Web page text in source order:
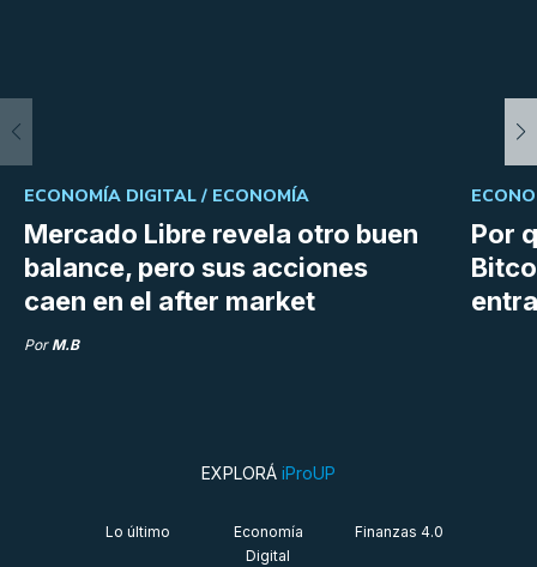
Mercado Libre revela otro buen
balance, pero sus acciones
caen en el after market
ECONOMÍA DIGITAL / ECONOMÍA
Por M.B
Por
EXPLORÁ iProUP
Lo último
Economía
Digital
Finanzas 4.0